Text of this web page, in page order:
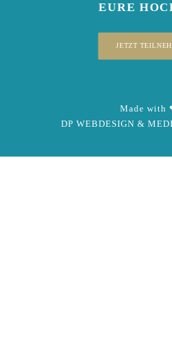
EURE
JETZT
Made with
DP WEBDESIGN &